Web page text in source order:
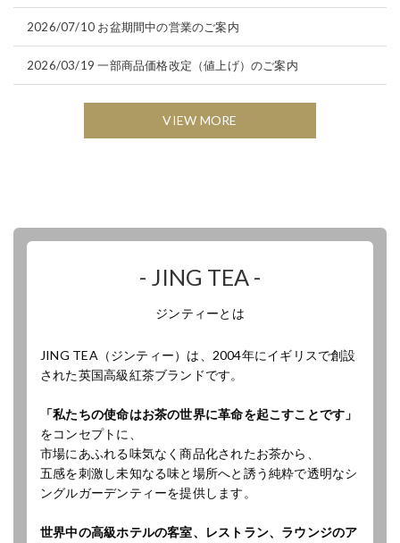
2026/07/10 お盆期間中の営業のご案内
2026/03/19 一部商品価格改定（値上げ）のご案内
VIEW MORE
- JING TEA -
ジンティーとは
JING TEA（ジンティー）は、2004年にイギリスで創設
された英国高級紅茶ブランドです。
「私たちの使命はお茶の世界に革命を起こすことです」
をコンセプトに、
市場にあふれる味気なく商品化されたお茶から、
五感を刺激し未知なる味と場所へと誘う純粋で透明なシ
ングルガーデンティーを提供します。
世界中の高級ホテルの客室、レストラン、ラウンジのア